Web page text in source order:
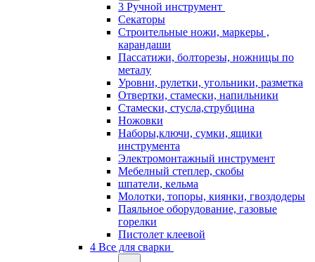
3 Ручной инструмент
Cекаторы
Строительные ножи, маркеры ,
карандаши
Пассатижи, болторезы, ножницы по
металу
Уровни, рулетки, угольники, разметка
Отвертки, стамески, напильники
Стамески, стусла,струбцина
Ножовки
Наборы,ключи, сумки, ящики
инструмента
Электромонтажный инструмент
Мебелный степлер, скобы
шпатели, кельма
Молотки, топоры, киянки, гвоздодеры
Паяльное оборудование, газовые
горелки
Пистолет клеевой
4 Все для сварки